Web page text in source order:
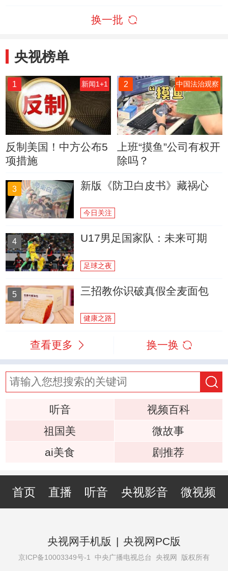
换一批
央视榜单
1 新闻1+1
反制美国！中方公布5
项措施
2 中国法治观察
上班“摸鱼”公司有权开
除吗？
3 新版《防卫白皮书》藏祸心
今日关注
4 U17男足国家队：未来可期
足球之夜
5 三招教你识破真假全麦面包
健康之路
查看更多 换一换
听音
视频百科
祖国美
微故事
ai美食
剧推荐
首页 直播 听音 央视影音 微视频
央视网手机版 | 央视网PC版
京ICP备10003349号-1 中央广播电视总台 央视网 版权所有